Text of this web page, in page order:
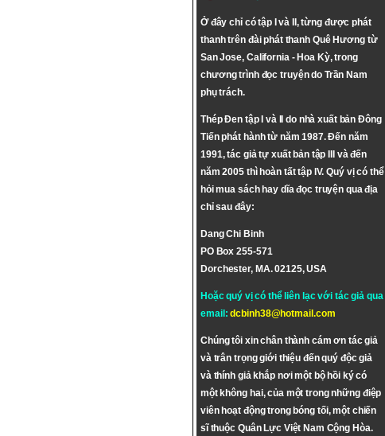
Ở đây chỉ có tập I và II, từng được phát
thanh trên đài phát thanh Quê Hương từ
San Jose, California - Hoa Kỳ, trong
chương trình đọc truyện do Trần Nam
phụ trách.
Thép Đen tập I và II do nhà xuất bản Đông
Tiến phát hành từ năm 1987. Đến năm
1991, tác giả tự xuất bản tập III và đến
năm 2005 thì hoàn tất tập IV. Quý vị có thể
hỏi mua sách hay dĩa đọc truyện qua địa
chỉ sau đây:
Dang Chi Binh
PO Box 255-571
Dorchester, MA. 02125, USA
Hoặc quý vị có thể liên lạc với tác giả qua
email:dcbinh38@hotmail.com
Chúng tôi xin chân thành cám ơn tác giả
và trân trọng giới thiệu đến quý độc giả
và thính giả khắp nơi một bộ hồi ký có
một không hai, của một trong những điệp
viên hoạt động trong bóng tối, một chiến
sĩ thuộc Quân Lực Việt Nam Cộng Hòa.